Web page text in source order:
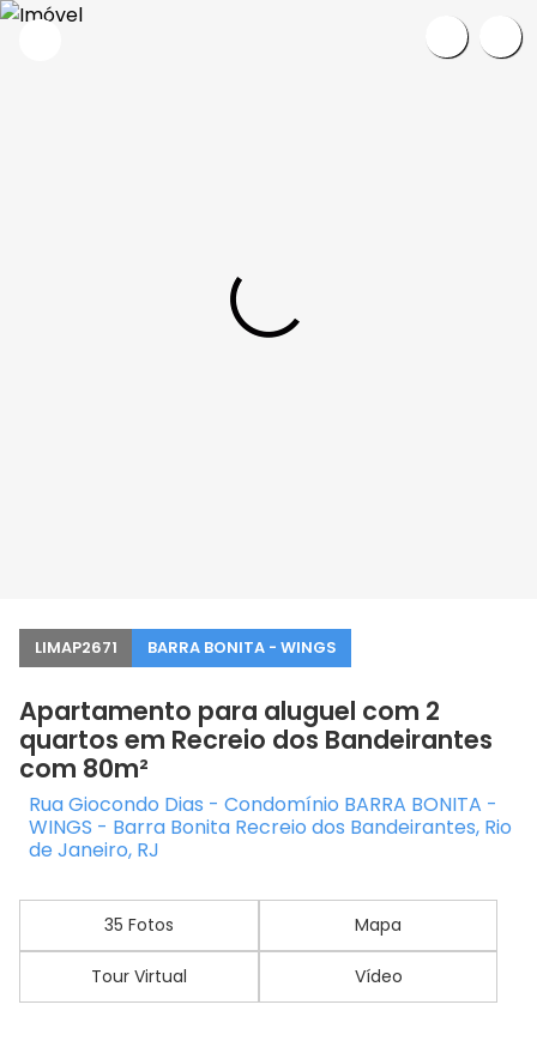
LIMAP2671 BARRA BONITA - WINGS
Apartamento para aluguel com 2
quartos em Recreio dos Bandeirantes
com 80m²
Rua Giocondo Dias - Condomínio BARRA BONITA -
WINGS - Barra Bonita Recreio dos Bandeirantes, Rio
de Janeiro, RJ
35 Fotos Mapa
Tour Virtual Vídeo